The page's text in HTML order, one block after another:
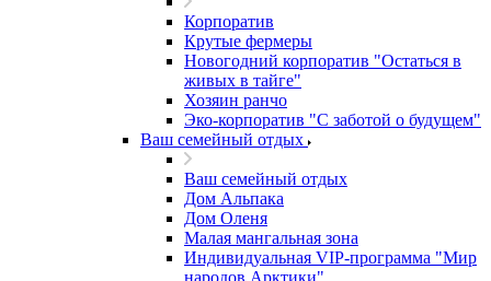
Корпоратив
Крутые фермеры
Новогодний корпоратив "Остаться в
живых в тайге"
Хозяин ранчо
Эко-корпоратив "С заботой о будущем"
Ваш семейный отдых
Ваш семейный отдых
Дом Альпака
Дом Оленя
Малая мангальная зона
Индивидуальная VIP-программа "Мир
народов Арктики"